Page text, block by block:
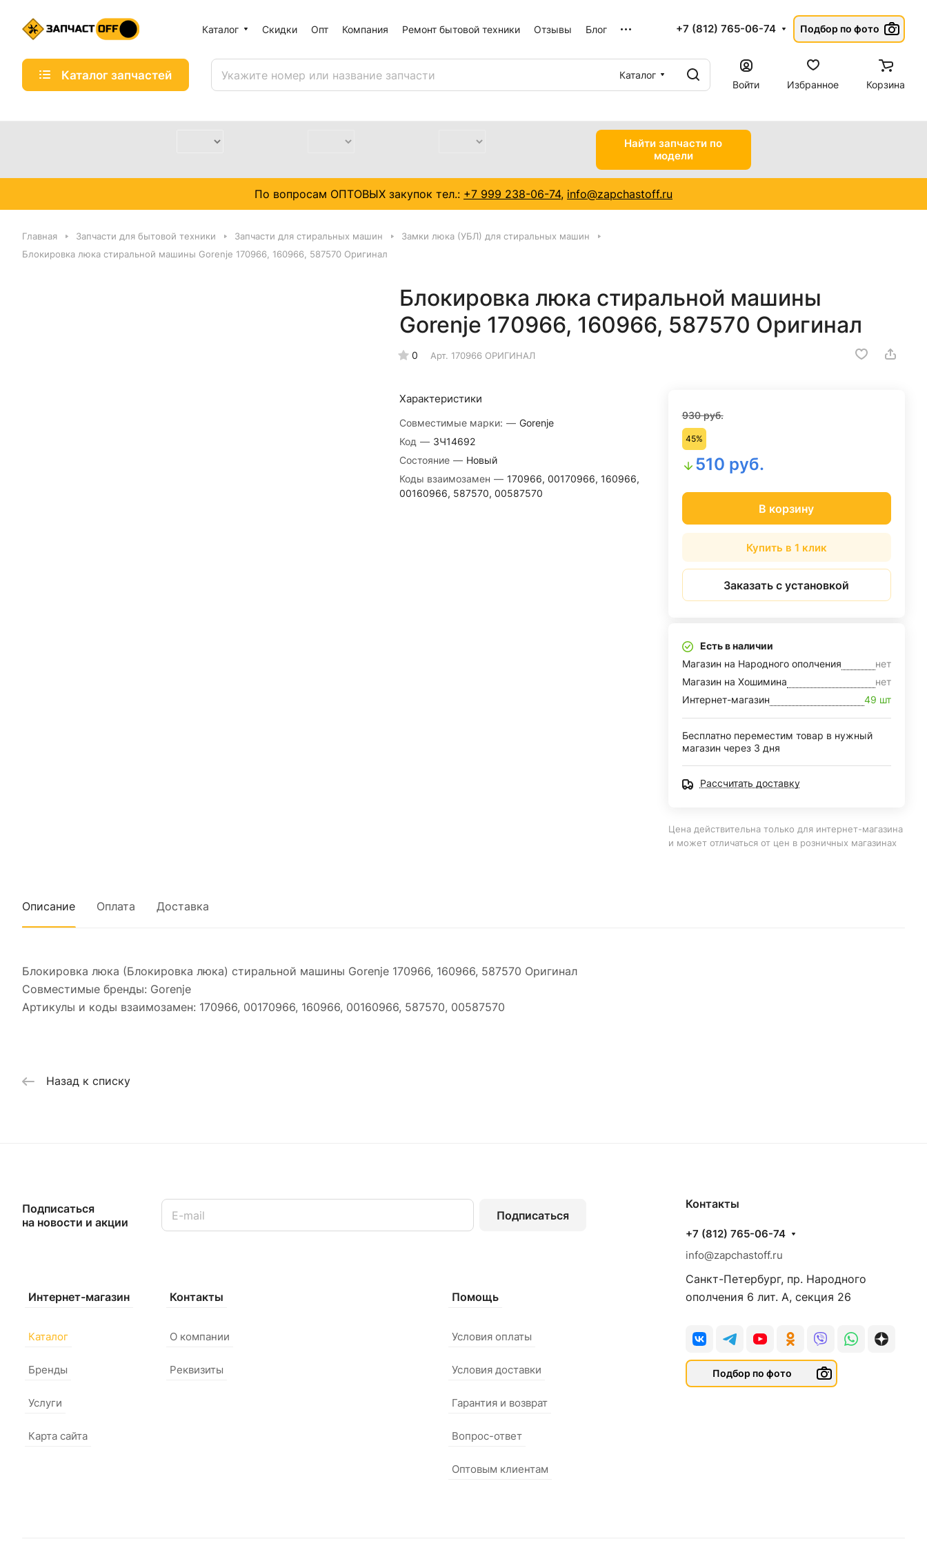
Каталог Скидки Опт Компания Ремонт бытовой техники Отзывы Блог +7 (812) 765-06-74 Подбор по фото
Каталог запчастей
Каталог
Войти
Избранное Корзина
Найти запчасти по
модели
По вопросам ОПТОВЫХ закупок тел.: +7 999 238-06-74, info@zapchastoff.ru
Главная Запчасти для бытовой техники Запчасти для стиральных машин
Замки люка (УБЛ) для стиральных машин
Блокировка люка стиральной машины Gorenje 170966, 160966, 587570 Оригинал
Блокировка люка стиральной машины
Gorenje 170966, 160966, 587570 Оригинал
0 Арт. 170966 ОРИГИНАЛ
Характеристики
Совместимые марки: — Gorenje
Код — ЗЧ14692
Состояние — Новый
Коды взаимозамен — 170966, 00170966, 160966,
00160966, 587570, 00587570
930 руб.
45%
510 руб.
В корзину
Купить в 1 клик
Заказать с установкой
Есть в наличии
Магазин на Народного ополчения
нет
Магазин на Хошимина
нет
Интернет-магазин
49 шт
Бесплатно переместим товар в нужный
магазин через 3 дня
Рассчитать доставку
Цена действительна только для интернет-магазина
и может отличаться от цен в розничных магазинах
Описание Оплата Доставка
Блокировка люка (Блокировка люка) стиральной машины Gorenje 170966, 160966, 587570 Оригинал
Совместимые бренды: Gorenje
Артикулы и коды взаимозамен: 170966, 00170966, 160966, 00160966, 587570, 00587570
Назад к списку
Подписаться
на новости и акции
Подписаться
Интернет-магазин
Каталог
Бренды
Услуги
Карта сайта
Контакты
О компании
Реквизиты
Помощь
Условия оплаты
Условия доставки
Гарантия и возврат
Вопрос-ответ
Оптовым клиентам
Контакты
+7 (812) 765-06-74
info@zapchastoff.ru
Санкт-Петербург, пр. Народного
ополчения 6 лит. А, секция 26
Подбор по фото